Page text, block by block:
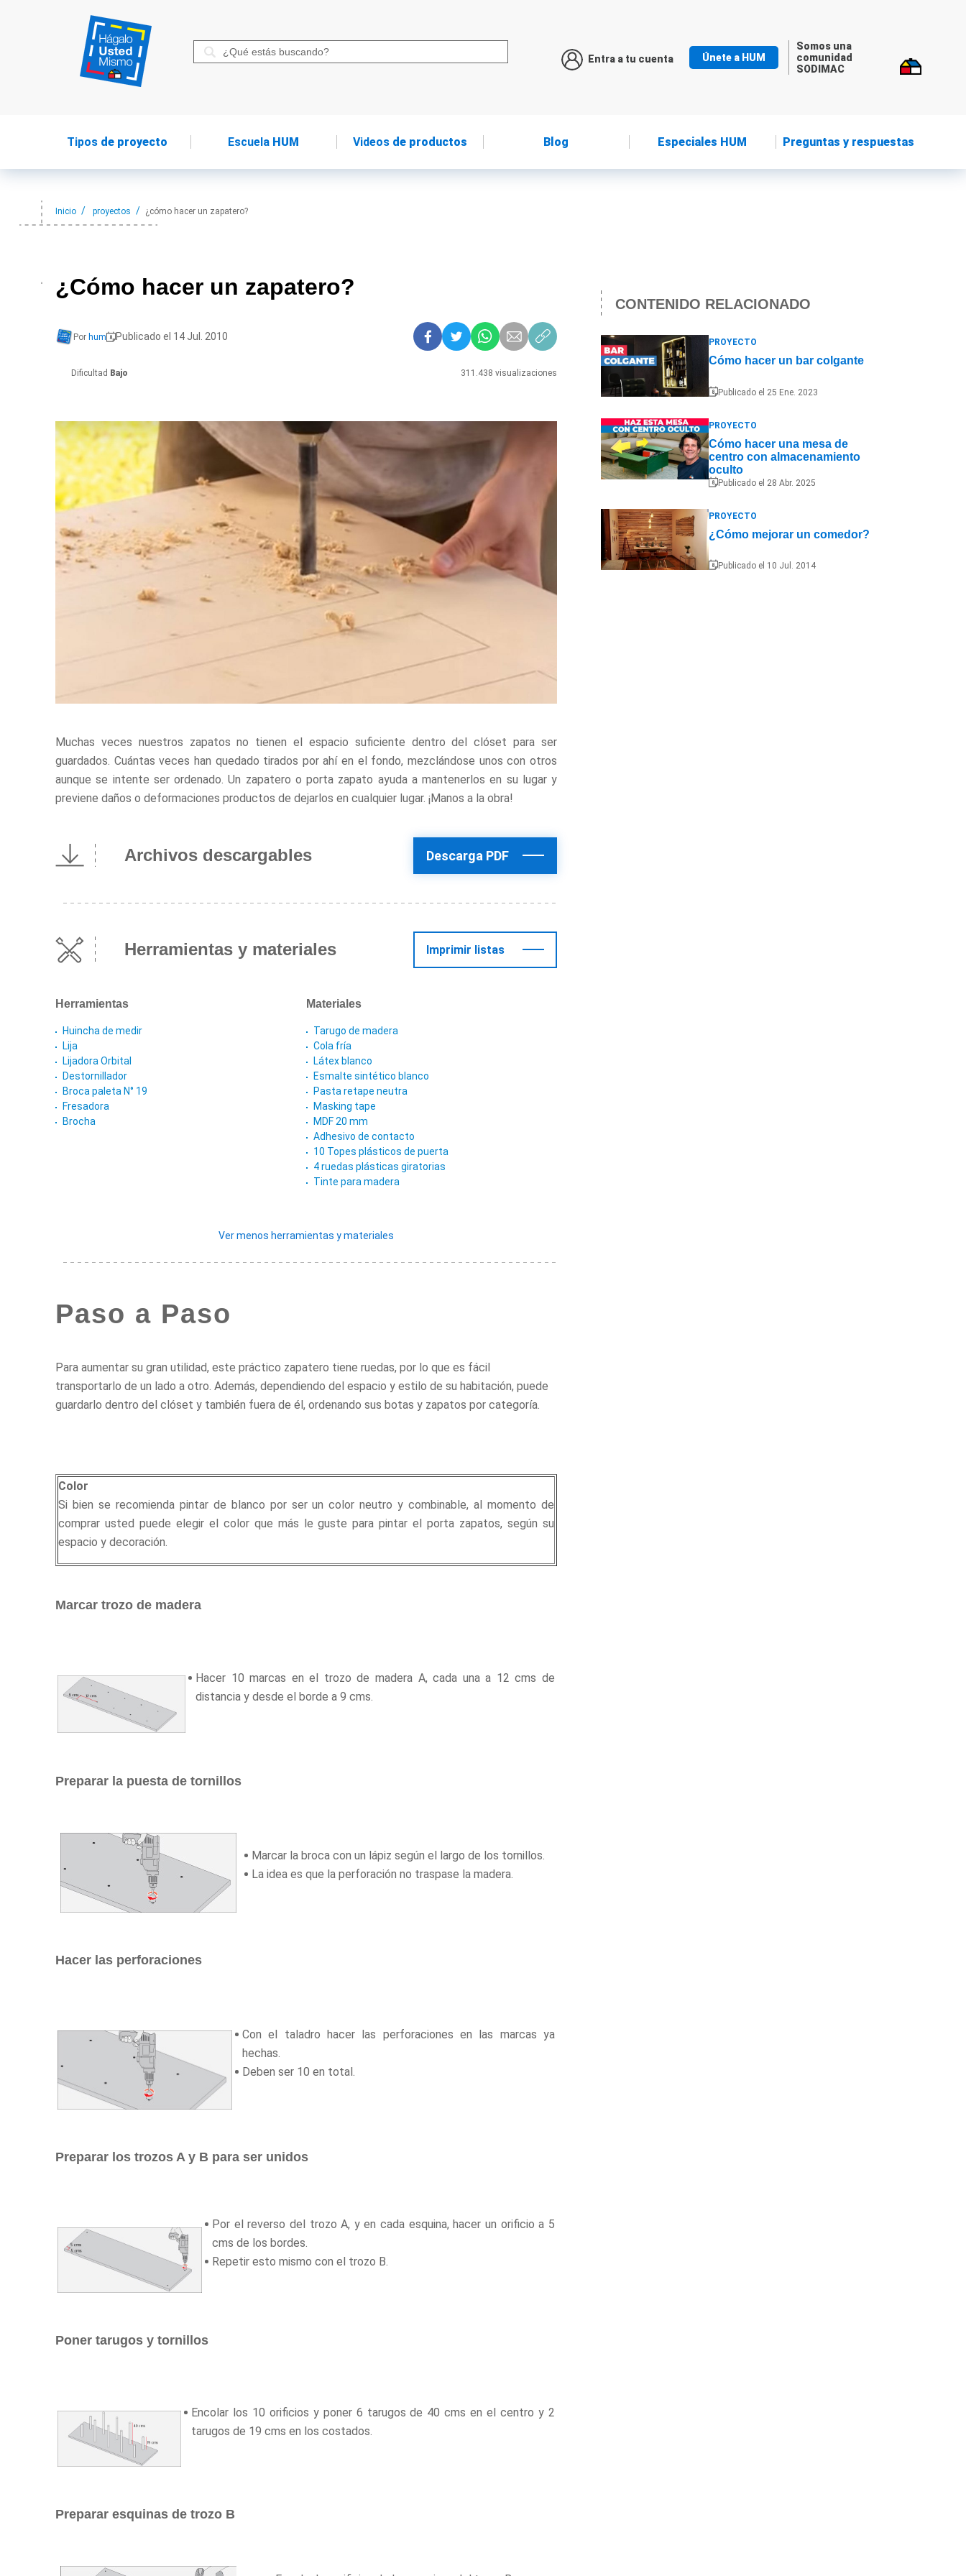
Entra a tu cuenta Únete a HUM
Somos una
comunidad
SODIMAC
Tipos de proyecto Escuela HUM Videosde productos Blog Especiales HUM Preguntas y respuestas
Inicio proyectos ¿cómo hacer un zapatero?
¿Cómo hacer un zapatero?
Por hum Publicado el 14 Jul. 2010
Dificultad Bajo 311.438 visualizaciones
Muchas veces nuestros zapatos no tienen el espacio suficiente dentro del clóset para ser
guardados. Cuántas veces han quedado tirados por ahí en el fondo, mezclándose unos con otros
aunque se intente ser ordenado. Un zapatero o porta zapato ayuda a mantenerlos en su lugar y
previene daños o deformaciones productos de dejarlos en cualquier lugar. ¡Manos a la obra!
Archivos descargables Descarga PDF
Herramientas y materiales Imprimir listas
Herramientas
Huincha de medir
Lija
Lijadora Orbital
Destornillador
Broca paleta N° 19
Fresadora
Brocha
Materiales
Tarugo de madera
Cola fría
Látex blanco
Esmalte sintético blanco
Pasta retape neutra
Masking tape
MDF 20 mm
Adhesivo de contacto
10 Topes plásticos de puerta
4 ruedas plásticas giratorias
Tinte para madera
Ver menos herramientas y materiales
Paso a Paso
Para aumentar su gran utilidad, este práctico zapatero tiene ruedas, por lo que es fácil
transportarlo de un lado a otro. Además, dependiendo del espacio y estilo de su habitación, puede
guardarlo dentro del clóset y también fuera de él, ordenando sus botas y zapatos por categoría.
Color
Si bien se recomienda pintar de blanco por ser un color neutro y combinable, al momento de
comprar usted puede elegir el color que más le guste para pintar el porta zapatos, según su
espacio y decoración.
Marcar trozo de madera
Hacer 10 marcas en el trozo de madera A, cada una a 12 cms de
distancia y desde el borde a 9 cms.
Preparar la puesta de tornillos
Marcar la broca con un lápiz según el largo de los tornillos.
La idea es que la perforación no traspase la madera.
Hacer las perforaciones
Con el taladro hacer las perforaciones en las marcas ya
hechas.
Deben ser 10 en total.
Preparar los trozos A y B para ser unidos
Por el reverso del trozo A, y en cada esquina, hacer un orificio a 5
cms de los bordes.
Repetir esto mismo con el trozo B.
Poner tarugos y tornillos
Encolar los 10 orificios y poner 6 tarugos de 40 cms en el centro y 2
tarugos de 19 cms en los costados.
Preparar esquinas de trozo B
CONTENIDO RELACIONADO
PROYECTO
Cómo hacer un bar colgante
Publicado el 25 Ene. 2023
PROYECTO
Cómo hacer una mesa de
centro con almacenamiento
oculto
Publicado el 28 Abr. 2025
PROYECTO
¿Cómo mejorar un comedor?
Publicado el 10 Jul. 2014